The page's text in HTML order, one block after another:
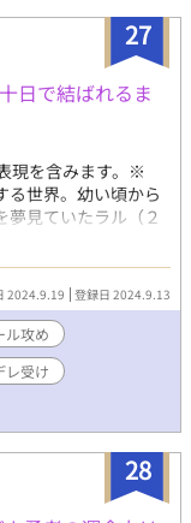
な男前のイタリア
27
日で結ばれるま
現を含みます。※
る世界。幼い頃から
夢見ていたラル（２
ボーイであるミメ
）から「ミメイに迷
らうことに成功す
にまつわるマイナ
ていたところをミ
というものに嫌気
れた二匹と、ラル
三匹が選ぶ未来と
界にたった一つの
2024.9.19 登録日 2024.9.13
ル攻め
レ受け
28